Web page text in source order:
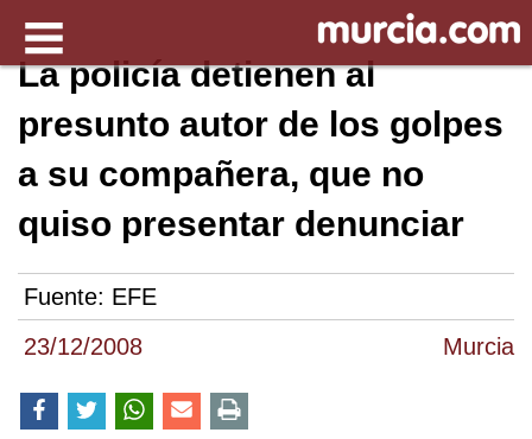
23/12/2008 Murcia
La policía detienen al
presunto autor de los golpes
a su compañera, que no
quiso presentar denunciar
Fuente: EFE